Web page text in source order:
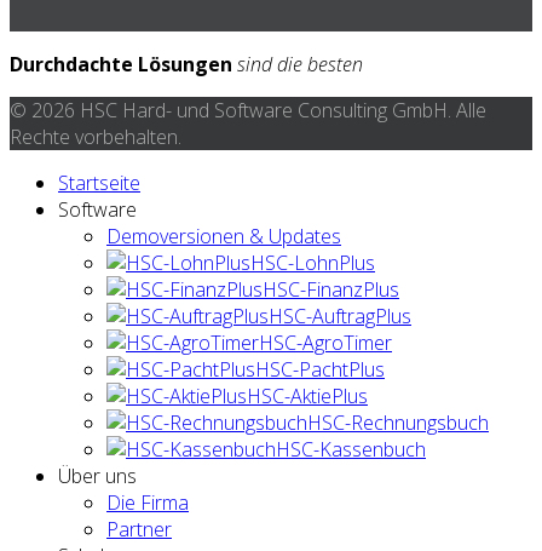
Durchdachte Lösungen sind die besten
© 2026 HSC Hard- und Software Consulting GmbH. Alle
Rechte vorbehalten.
Startseite
Software
Demoversionen & Updates
HSC-LohnPlus
HSC-FinanzPlus
HSC-AuftragPlus
HSC-AgroTimer
HSC-PachtPlus
HSC-AktiePlus
HSC-Rechnungsbuch
HSC-Kassenbuch
Über uns
Die Firma
Partner